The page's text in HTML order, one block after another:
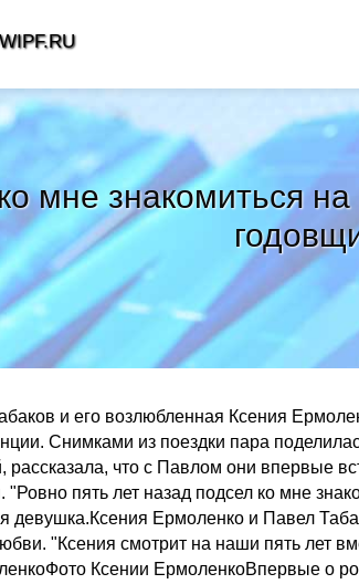
мне знакомиться
и его возлюбленная Ксения
Снимками из поездки пара
что с Павлом они впервые
"Ровно пять лет назад подсел ко мне
девушка.Ксения Ермоленко и Павел
"Ксения смотрит на наши пять лет
Ксении ЕрмоленкоВпервые о